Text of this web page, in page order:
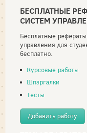
БЕСПЛАТНЫЕ
СИСТЕМ
Бесплатные
управления для
бесплатно.
Курсовые работы
Шпаргалки
Тесты
Добавить работу